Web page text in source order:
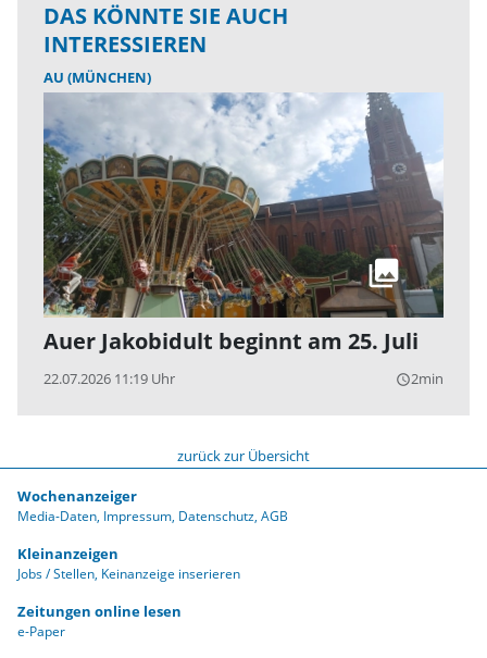
DAS KÖNNTE SIE AUCH
INTERESSIEREN
AU (MÜNCHEN)
Auer Jakobidult beginnt am 25. Juli
22.07.2026 11:19 Uhr query_builder2min
zurück zur Übersicht
Wochenanzeiger
Media-Daten Impressum Datenschutz AGB
Kleinanzeigen
Jobs / Stellen Keinanzeige inserieren
Zeitungen online lesen
e-Paper